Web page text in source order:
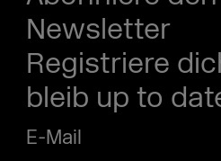
Newsletter
Registriere
bleib up to
E-Mail